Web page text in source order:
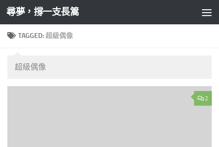
Skip to content
尋夢，撐一支長篙
TAGGED: 超級偶像
超級偶像
2